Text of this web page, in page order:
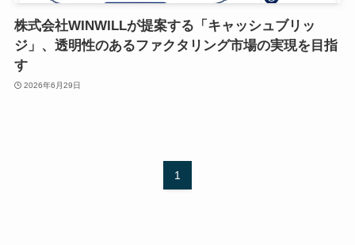
株式会社WINWILLが提案する「キャッシュブリッ
ジ」、透明性のあるファクタリング市場の実現を目指
す
2026年6月29日
1